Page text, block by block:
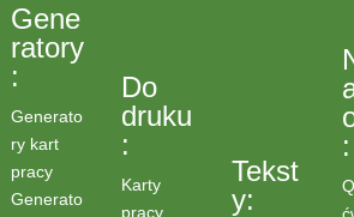
Gene
ratory
:
Generato
ry kart
pracy
Generato
Do
druku
:
Karty
pracy
Tekst
y:
: